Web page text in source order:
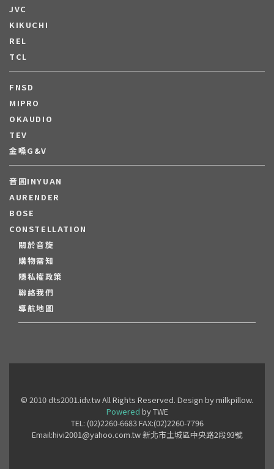
JVC
KIKUCHI
REL
TCL
FNSD
MIPRO
OKAUDIO
TEV
金嗓G&V
音圓INYUAN
AURENDER
BOSE
CONSTELLATION
關於音旋
購物需知
隱私權政策
聯絡我們
導航地圖
© 2010 dts2001.idv.tw All Rights Reserved. Design by milkpillow.
Powered by TWE
TEL: (02)2260-6683 FAX:(02)2260-7796
Email:hivi2001@yahoo.com.tw 新北市土城區中央路2段93號